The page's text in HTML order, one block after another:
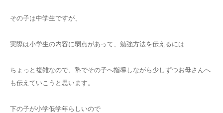
その子は中学生ですが、
実際は小学生の内容に弱点があって、勉強方法を伝えるには
ちょっと複雑なので、塾でその子へ指導しながら少しずつお母さんへ
も伝えていこうと思います。
下の子が小学低学年らしいので